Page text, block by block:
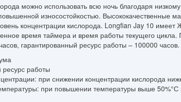
можно использовать всю ночь благодаря
износостойкостью. Высококачественные
концентрации кислорода. Longfian Jay 10
время таймера и время работы текущего
гарантированный ресурс работы – 100000 часов.
работы
при снижении концентрации кислорода
при повышении температуры выше 50%°С